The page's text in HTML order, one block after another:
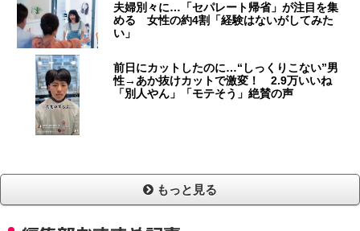
夫婦別々に…「セパレート帰省」が注目を集
める 女性の約4割「経験はないがしてみた
い」
前日にカットしたのに…“しっくりこない”男
性→あか抜けカットで激変！ 2.9万いいね
「別人やん」「モテそう」絶賛の声
もっと見る